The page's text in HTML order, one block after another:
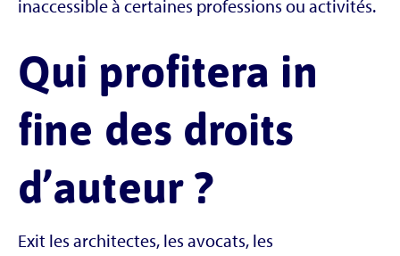
inaccessible à certaines professions ou activités.
Qui profitera in
fine des droits
d’auteur ?
Exit les architectes, les avocats, les